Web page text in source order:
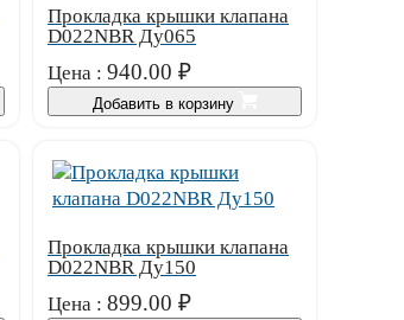
Прокладка крышки клапана
D022NBR Ду065
Цена : 940.00 ₽
Добавить в корзину
Прокладка крышки клапана
D022NBR Ду150
Цена : 899.00 ₽